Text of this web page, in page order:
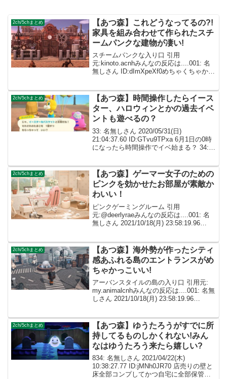
2ch/5chまとめ
【あつ森】これどうなってるの?!
家具を組み合わせて作られたスチ
ームパンクな建物が凄い!
スチームパンクな入り口 引用
元:kinoto.acnhみんなの反応は....001: 名
無しさん ID:dImXpeXf0めちゃくちゃかっ
のか分からないｗ洋画に...
2ch/5chまとめ
【あつ森】時間操作したらイース
ター、ハロウィンとかの過去イベ
ントも遊べるの？
33: 名無しさん 2020/05/31(日)
21:04:37.60 ID:GTvu9TPxa 6月1日の0時
になったら時間操作でイベ始まる？ 34:
2ch/5chまとめ
【あつ森】ゲーマー女子のための
ピンクを効かせたお部屋が素敵か
わいい！
ピンクゲーミングルーム 引用
元:@deerlyraeみんなの反応は....001: 名
無しさん 2021/10/18(月) 23:58:19.96
2ch/5chまとめ
【あつ森】海外勢が作ったシティ
感あふれる島のエントランスがめ
ちゃかっこいい!
アーバンスタイルの島の入り口 引用元:
my.animalcnhみんなの反応は....001: 名無
しさん 2021/10/18(月) 23:58:19.96
2ch/5chまとめ
【あつ森】ゆうたろうがすでに所
持してるものしかくれない!みん
なはゆうたろう来たら嬉しい?
834: 名無しさん 2021/04/22(木)
10:38:27.77 ID:jMNh0JR70 店売りの壁と
床全部コンプしてかつ自宅に全部保管し